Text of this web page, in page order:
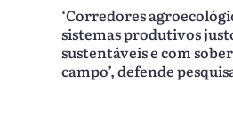
‘Corredores
sistemas produtivos
sustentáveis e com
campo’, defende